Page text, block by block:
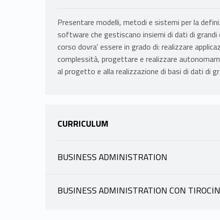
Presentare modelli, metodi e sistemi per la
software che gestiscano insiemi di dati di
corso dovra' essere in grado di: realizzare
complessità, progettare e realizzare
al progetto e alla realizzazione di basi di dati di
CURRICULUM
BUSINESS ADMINISTRATION
BUSINESS ADMINISTRATION CON